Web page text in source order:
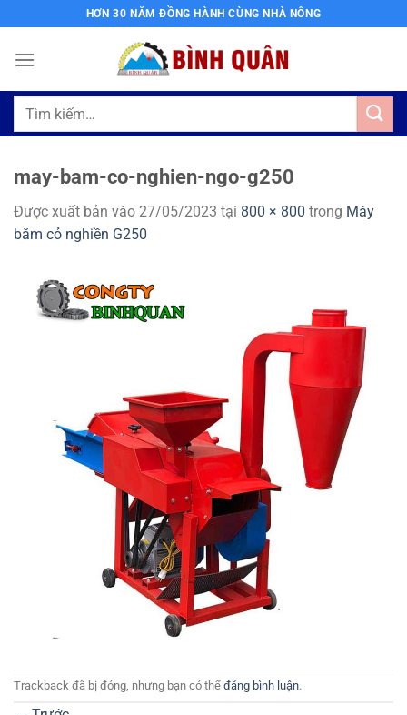
qua
nội
HƠN 30 NĂM ĐỒNG HÀNH CÙNG NHÀ NÔNG
Tìm
may-bam-co-nghien-ngo-g250
Được xuất bản vào 27/05/2023 tại 800 × 800 trong Máy
băm cỏ nghiền G250
Trackback đã bị đóng, nhưng bạn có thể đăng bình luận.